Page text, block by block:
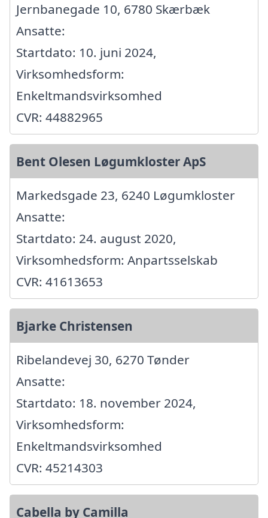
Jernbanegade 10, 6780 Skærbæk
Ansatte:
Startdato: 10. juni 2024,
Virksomhedsform:
Enkeltmandsvirksomhed
CVR: 44882965
Bent Olesen Løgumkloster ApS
Markedsgade 23, 6240 Løgumkloster
Ansatte:
Startdato: 24. august 2020,
Virksomhedsform: Anpartsselskab
CVR: 41613653
Bjarke Christensen
Ribelandevej 30, 6270 Tønder
Ansatte:
Startdato: 18. november 2024,
Virksomhedsform:
Enkeltmandsvirksomhed
CVR: 45214303
Cabella by Camilla